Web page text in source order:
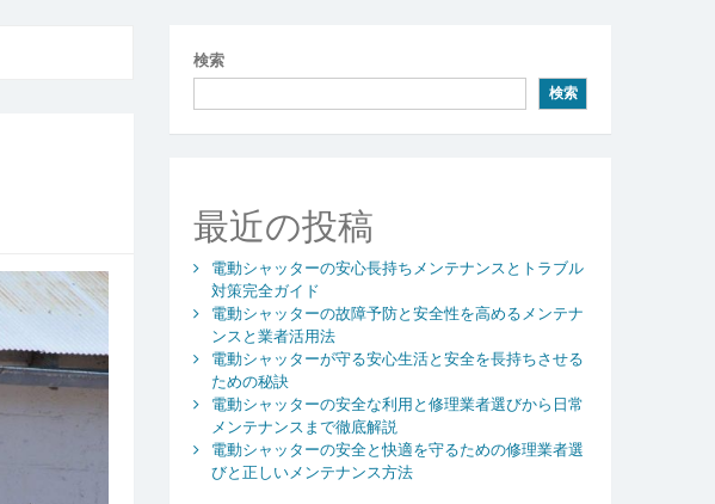
検索
検索
最近の投稿
電動シャッターの安心長持ちメンテナンスとトラブル
対策完全ガイド
電動シャッターの故障予防と安全性を高めるメンテナ
ンスと業者活用法
電動シャッターが守る安心生活と安全を長持ちさせる
ための秘訣
電動シャッターの安全な利用と修理業者選びから日常
メンテナンスまで徹底解説
電動シャッターの安全と快適を守るための修理業者選
びと正しいメンテナンス方法